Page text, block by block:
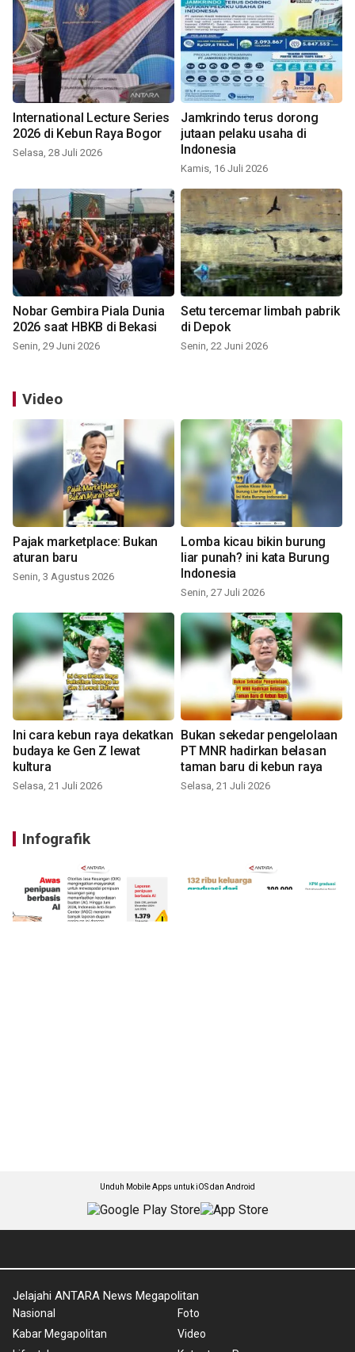
International Lecture Series
2026 di Kebun Raya Bogor
Selasa, 28 Juli 2026
Jamkrindo terus dorong
jutaan pelaku usaha di
Indonesia
Kamis, 16 Juli 2026
Nobar Gembira Piala Dunia
2026 saat HBKB di Bekasi
Senin, 29 Juni 2026
Setu tercemar limbah pabrik
di Depok
Senin, 22 Juni 2026
Video
Pajak marketplace: Bukan
aturan baru
Senin, 3 Agustus 2026
Lomba kicau bikin burung
liar punah? ini kata Burung
Indonesia
Senin, 27 Juli 2026
Ini cara kebun raya dekatkan
budaya ke Gen Z lewat
kultura
Selasa, 21 Juli 2026
Bukan sekedar pengelolaan
PT MNR hadirkan belasan
taman baru di kebun raya
Selasa, 21 Juli 2026
Infografik
Unduh Mobile Apps untuk iOS dan Android
Jelajahi ANTARA News Megapolitan
Nasional
Kabar Megapolitan
Foto
Video